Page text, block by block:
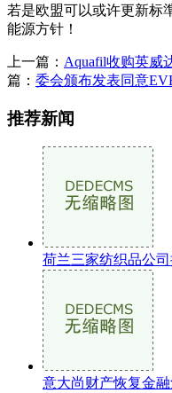
若是欧盟可以或许更新标
能源方针！
上一篇： Aquafil收购英威
篇： 委会颁布发表同意
推荐新闻
荷兰三家纺织品公
意大尚财产恢复金